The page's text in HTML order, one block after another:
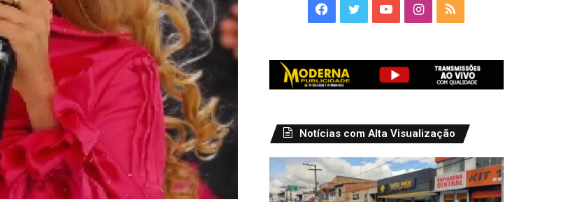
Facebook
TwitterYouTubeInstagram
RSS
Notícias com Alta Visualização